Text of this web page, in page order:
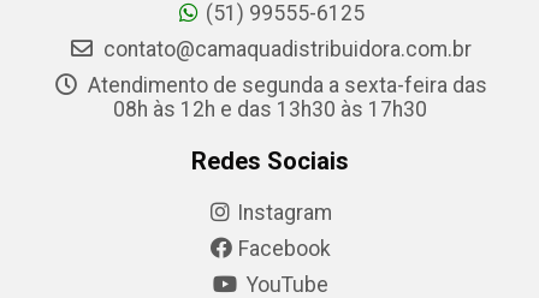
(51) 99555-6125
contato@camaquadistribuidora.com.br
Atendimento de segunda a sexta-feira das
08h às 12h e das 13h30 às 17h30
Redes Sociais
Instagram
Facebook
YouTube